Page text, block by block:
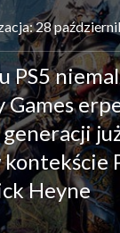
28
PS5
kontekście
Heyne